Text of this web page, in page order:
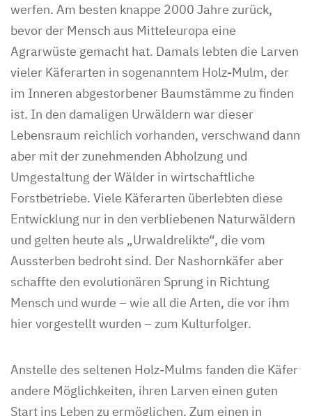
werfen. Am besten knappe 2000 Jahre zurück,
bevor der Mensch aus Mitteleuropa eine
Agrarwüste gemacht hat. Damals lebten die Larven
vieler Käferarten in sogenanntem Holz-Mulm, der
im Inneren abgestorbener Baumstämme zu finden
ist. In den damaligen Urwäldern war dieser
Lebensraum reichlich vorhanden, verschwand dann
aber mit der zunehmenden Abholzung und
Umgestaltung der Wälder in wirtschaftliche
Forstbetriebe. Viele Käferarten überlebten diese
Entwicklung nur in den verbliebenen Naturwäldern
und gelten heute als „Urwaldrelikte“, die vom
Aussterben bedroht sind. Der Nashornkäfer aber
schaffte den evolutionären Sprung in Richtung
Mensch und wurde – wie all die Arten, die vor ihm
hier vorgestellt wurden – zum Kulturfolger.
Anstelle des seltenen Holz-Mulms fanden die Käfer
andere Möglichkeiten, ihren Larven einen guten
Start ins Leben zu ermöglichen. Zum einen in